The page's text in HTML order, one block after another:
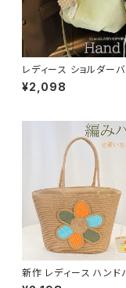
レディース ショルダーバ
ートバッグ 肩掛け 大き
ピース きれいめ 可愛い
¥2,098
新作 レディース ハンド
ごバッグ ドット 手持ち